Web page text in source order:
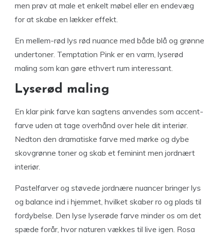
men prøv at male et enkelt møbel eller en endevæg
for at skabe en lækker effekt.
En mellem-rød lys rød nuance med både blå og grønne
undertoner. Temptation Pink er en varm, lyserød
maling som kan gøre ethvert rum interessant.
Lyserød maling
En klar pink farve kan sagtens anvendes som accent-
farve uden at tage overhånd over hele dit interiør.
Nedton den dramatiske farve med mørke og dybe
skovgrønne toner og skab et feminint men jordnært
interiør.
Pastelfarver og støvede jordnære nuancer bringer lys
og balance ind i hjemmet, hvilket skaber ro og plads til
fordybelse. Den lyse lyserøde farve minder os om det
spæde forår, hvor naturen vækkes til live igen. Rosa